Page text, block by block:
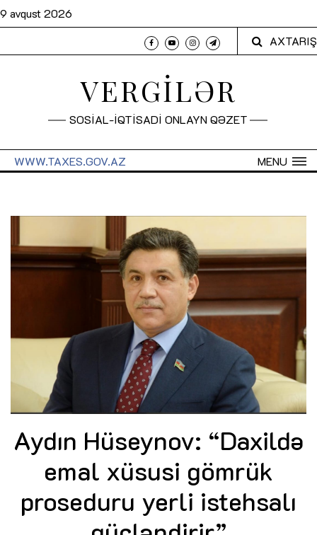
9 avqust 2026
AXTARIŞ
VERGİLƏR
SOSİAL-İQTİSADİ ONLAYN QƏZET
MENU
WWW.TAXES.GOV.AZ
Aydın Hüseynov: “Daxildə
emal xüsusi gömrük
proseduru yerli istehsalı